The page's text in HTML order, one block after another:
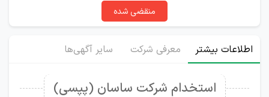
منقضی شده
اطلاعات بیشتر معرفی شرکت سایر آگهی‌ها
استخدام شرکت ساسان (پپسی)